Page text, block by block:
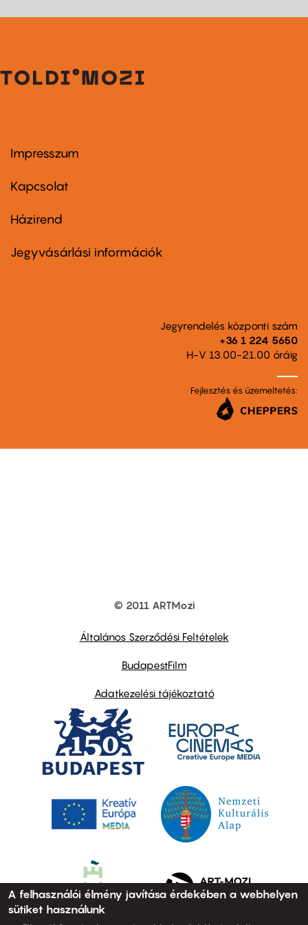
Footer
first
Impresszum
Kapcsolat
Footer
second
Házirend
Jegyvásárlási információk
Jegyrendelés központi szám
+36 1 224 5650
H-V 13.00-21.00 óráig
Fejlesztés és üzemeltetés:
© 2011 ARTMozi
Általános Szerződési Feltételek
BudapestFilm
Adatkezelési tájékoztató
A felhasználói élmény javítása érdekében a webhelyen
sütiket használunk